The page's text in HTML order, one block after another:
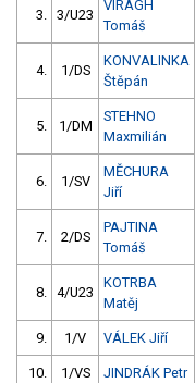
3. 3/U23
VIRÁGH
Tomáš
4. 1/DS
KONVALINKA
Štěpán
5. 1/DM
STEHNO
Maxmilián
6. 1/SV
MĚCHURA
Jiří
7. 2/DS
PAJTINA
Tomáš
8. 4/U23
KOTRBA
Matěj
9. 1/V VÁLEK Jiří
10. 1/VS JINDRÁK Petr